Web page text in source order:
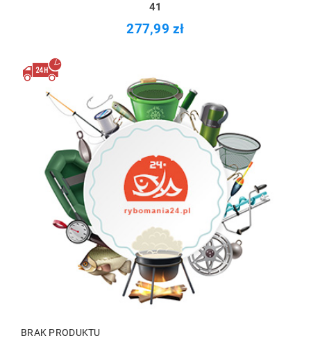
41
277,99 zł
BRAK PRODUKTU